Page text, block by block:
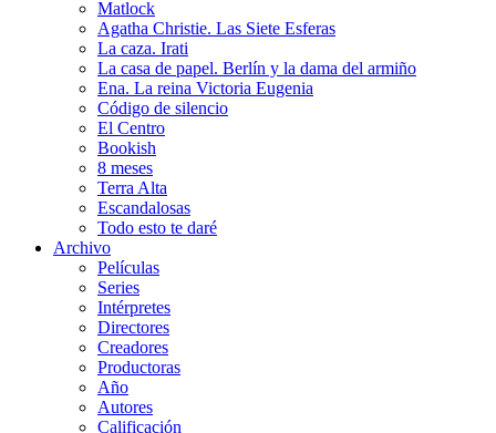
Matlock
Agatha Christie. Las Siete Esferas
La caza. Irati
La casa de papel. Berlín y la dama del armiño
Ena. La reina Victoria Eugenia
Código de silencio
El Centro
Bookish
8 meses
Terra Alta
Escandalosas
Todo esto te daré
Archivo
Películas
Series
Intérpretes
Directores
Creadores
Productoras
Año
Autores
Calificación